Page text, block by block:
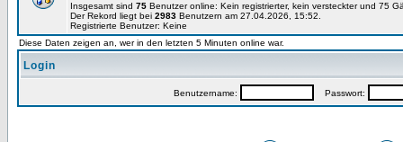
Insgesamt sind 75 Benutzer online: Kein registrierter, kein versteckter und 75
Der Rekord liegt bei 2983 Benutzern am 27.04.2026, 15:52.
Registrierte Benutzer: Keine
Diese Daten zeigen an, wer in den letzten 5 Minuten online war.
Login
Benutzername: Passwort: